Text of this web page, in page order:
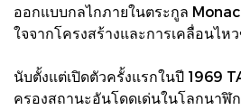
ออกแบบกลไกภายในตระกูล
ใจจากโครงสร้างและการเคลื่อนไห
นับตั้งแต่เปิดตัวครั้งแรกในปี 1969
ครองสถานะอันโดดเด่นในโลกนาฬิ